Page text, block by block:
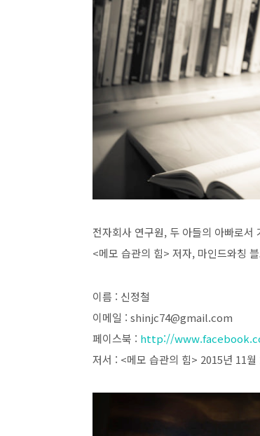
전자회사 연구원, 두 아들의 아빠로
<메모 습관의 힘> 저자, 마인드와칭
이름 : 신정철
이메일 : shinjc74@gmail.com
페이스북 : http://
저서 : <메모 습관의 힘> 2015년 11월